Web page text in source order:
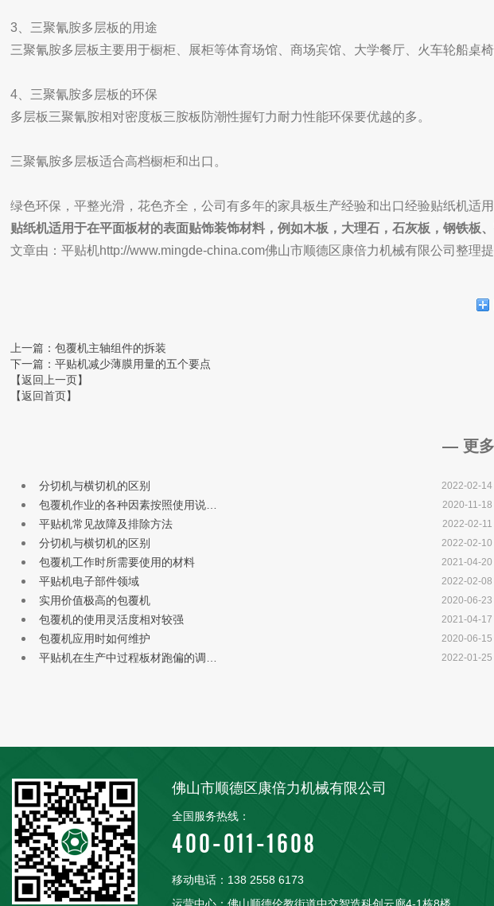
3、三聚氰胺多层板的用途
三聚氰胺多层板主要用于橱柜、展柜等体育场馆、商场宾馆、大学餐厅、火车轮船桌椅
4、三聚氰胺多层板的环保
多层板三聚氰胺相对密度板三胺板防潮性握钉力耐力性能环保要优越的多。
三聚氰胺多层板适合高档橱柜和出口。
绿色环保，平整光滑，花色齐全，公司有多年的家具板生产经验和出口经验贴纸机适
贴纸机适用于在平面板材的表面贴饰装饰材料，例如木板，大理石，石灰板，钢铁板
文章由：平贴机http://www.mingde-china.com佛山市顺德区康倍力机械有限公司整理
上一篇 ：包覆机主轴组件的拆装
下一篇 ：平贴机减少薄膜用量的五个要点
【返回上一页】
【返回首页】
— 更
分切机与横切机的区别 2022-02-14
包覆机作业的各种因素按照使用说… 2020-11-18
平贴机常见故障及排除方法 2022-02-11
分切机与横切机的区别 2022-02-10
包覆机工作时所需要使用的材料 2021-04-20
平贴机电子部件领域 2022-02-08
实用价值极高的包覆机 2020-06-23
包覆机的使用灵活度相对较强 2021-04-17
包覆机应用时如何维护 2020-06-15
平贴机在生产中过程板材跑偏的调… 2022-01-25
佛山市顺德区康倍力机械有限公司
全国服务热线：
400-011-1608
移动电话：138 2558 6173